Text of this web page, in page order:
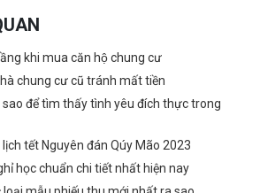
khi mua căn hộ chung cư
chung cư cũ tránh mất tiền
sao để tìm thấy tình yêu đích thực trong
tết Nguyên đán Qúy Mão 2023
học chuẩn chi tiết nhất hiện nay